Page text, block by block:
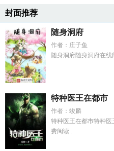
封面推荐
随身洞府
作者：庄子鱼
随身洞府随身洞府在
特种医王在都市
作者：竣麟
特种医王在都市特种
费阅读...